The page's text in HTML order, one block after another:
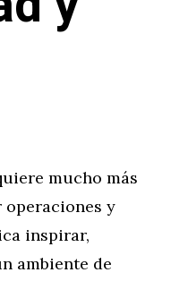
mucho más
y
inspirar,
ambiente de